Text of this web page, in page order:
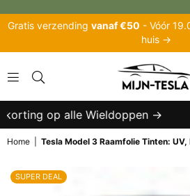
Gratis verzending vanaf €50 - Vóór
huis →
op alle Wieldoppen →
Home Tesla Model 3 Raamfolie Tinten:
SUPER DEAL